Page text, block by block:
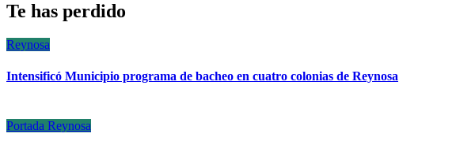
Te has perdido
Reynosa
Intensificó Municipio programa de bacheo en cuatro colonias de Reynosa
Portada Reynosa